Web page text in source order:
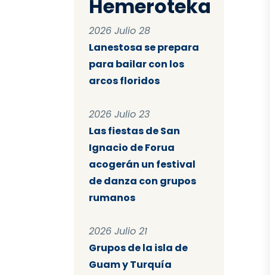
Hemeroteka
2026 Julio 28
Lanestosa se prepara
para bailar con los
arcos floridos
2026 Julio 23
Las fiestas de San
Ignacio de Forua
acogerán un festival
de danza con grupos
rumanos
2026 Julio 21
Grupos de la isla de
Guam y Turquía